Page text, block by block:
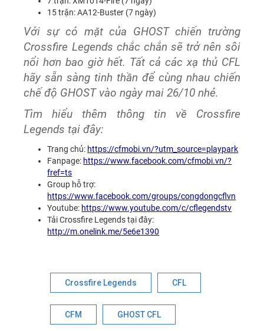
15 trận: AA12-Buster (7 ngày)
Với sự có mặt của GHOST chiến trường
Crossfire Legends chắc chắn sẽ trở nên sôi
nổi hơn bao giờ hết. Tất cả các xạ thủ CFL
hãy sẵn sàng tinh thần để cùng nhau chiến
chế độ GHOST vào ngày mai 26/10 nhé.
Tìm hiểu thêm thông tin về Crossfire
Legends tại đây:
Trang chủ: https://cfmobi.vn/?utm_source=playpark
Fanpage: https://www.facebook.com/cfmobi.vn/?
fref=ts
Group hỗ trợ:
https://www.facebook.com/groups/congdongcflvn
Youtube: https://www.youtube.com/c/cflegendstv
Tải Crossfire Legends tại đây:
http://m.onelink.me/5e6e1390
Crossfire Legends CFL
CFM GHOST CFL